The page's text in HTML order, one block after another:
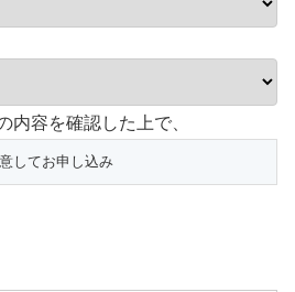
内容を確認した上で、